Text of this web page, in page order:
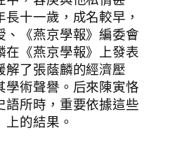
十一歲，成名較早，
、《燕京學報》編委會
在《燕京學報》上發表
解了張蔭麟的經濟壓
學術聲譽。后來陳寅恪
語所時，重要依據這些
的結果。